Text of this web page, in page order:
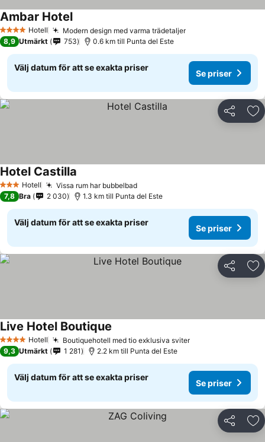
4 StjärnorHotell Modern design med varma trädetaljer
Ambar Hotel
8,9 Utmärkt 753 0.6 km till Punta del Este
Välj datum för att se exakta priser
Se priser
Dela
3 StjärnorHotell Vissa rum har bubbelbad
Hotel Castilla
7,8 Bra 2 030 1.3 km till Punta del Este
Välj datum för att se exakta priser
Se priser
Dela
4 StjärnorHotell Boutiquehotell med tio exklusiva sviter
Live Hotel Boutique
9,3 Utmärkt 1 281 2.2 km till Punta del Este
Välj datum för att se exakta priser
Se priser
Dela